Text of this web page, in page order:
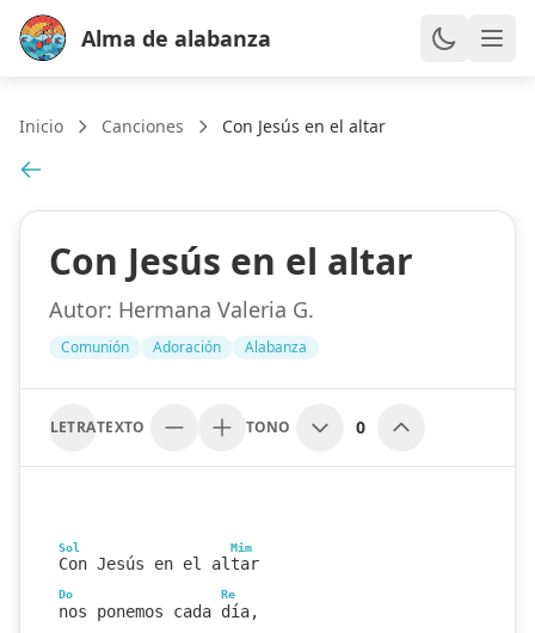
Alma de alabanza
Inicio Canciones Con Jesús en el altar
Con Jesús en el altar
Autor: Hermana Valeria G.
Comunión Adoración Alabanza
LETRATEXTO TONO 0
Sol Mim
Con Jesús en el altar
Do Re
nos ponemos cada día,